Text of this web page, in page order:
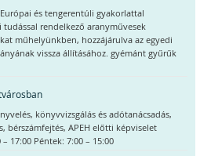
és tengerentúli gyakorlattal
rendelkező aranyművesek
műhelyünkben, hozzájárulva az egyedi
vissza állításához. gyémánt gyűrűk
könyvvizsgálás és adótanácsadás,
bérszámfejtés, APEH előtti képviselet
17:00 Péntek: 7:00 – 15:00